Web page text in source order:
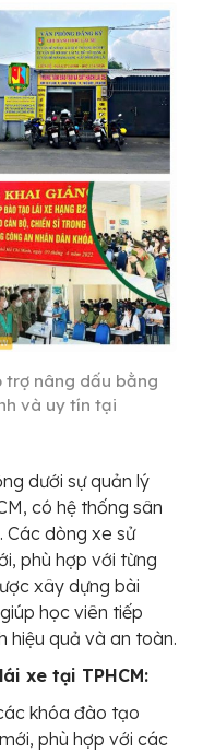
trợ nâng dấu bằng
và uy tín tại
dưới sự quản lý
có hệ thống sân
dòng xe sử
phù hợp với từng
xây dựng bài
học viên tiếp
hiệu quả và an toàn.
xe tại TPHCM:
khóa đào tạo
phù hợp với các